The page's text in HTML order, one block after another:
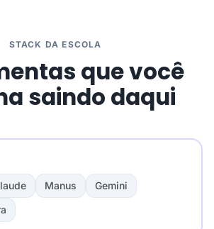
STACK DA ESCOLA
que você
saindo daqui
Manus
Gemini